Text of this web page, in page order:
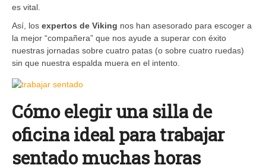
es vital.
Así, los expertos de Viking nos han asesorado para escoger a
la mejor “compañera” que nos ayude a superar con éxito
nuestras jornadas sobre cuatro patas (o sobre cuatro ruedas)
sin que nuestra espalda muera en el intento.
Cómo elegir una silla de
oficina ideal para trabajar
sentado muchas horas